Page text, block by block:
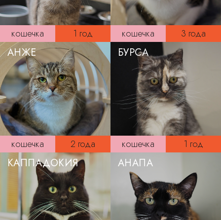
кошечка 1 год кошечка 3 года
кошечка 2 года
АНЖЕ
кошечка 1 год
БУРСА
КАППАДОКИЯ АНАПА